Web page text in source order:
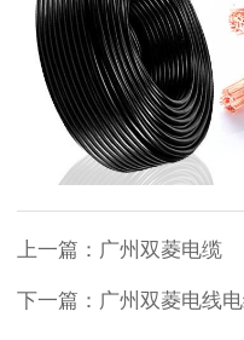
上一篇： 广州双菱电缆
下一篇： 广州双菱电线